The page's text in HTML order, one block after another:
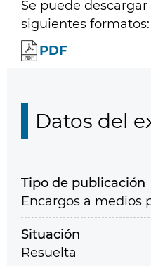
Se puede
siguientes formatos:
PDF
Datos del
Tipo de publicación
Encargos a medios
Situación
Resuelta